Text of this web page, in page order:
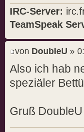
IRC-Server:
TeamSpeak
von DoubleU »
Also ich hab
speziäler
Gruß DoubleU